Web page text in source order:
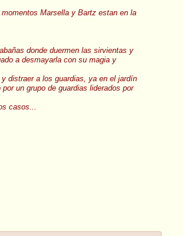
Marsella y Bartz estan en la
donde duermen las sirvientas y
a desmayarla con su magia y
distraer a los guardias, ya en el jardín
un grupo de guardias liderados por
casos...